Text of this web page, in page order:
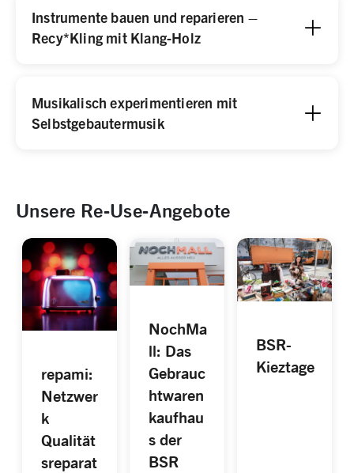
Instrumente bauen und reparieren –
Recy*Kling mit Klang-Holz
Musikalisch experimentieren mit
Selbstgebautermusik
Unsere Re-Use-Angebote
repami:
Netzwer
k
Qualität
sreparat
NochMa
ll: Das
Gebrauc
htwaren
kaufhau
s der
BSR
BSR-
Kieztage